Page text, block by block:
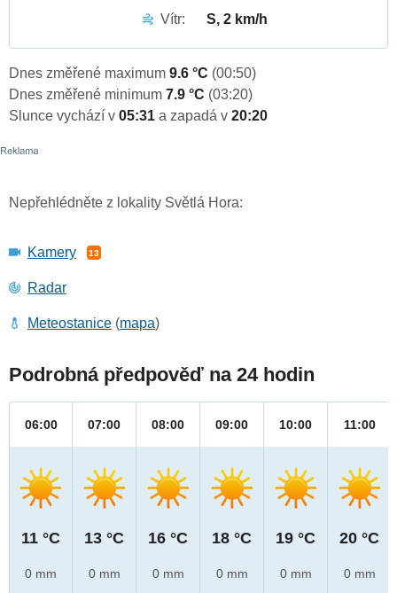
Vítr:
S, 2 km/h
Dnes změřené maximum 9.6 °C (00:50)
Dnes změřené minimum 7.9 °C (03:20)
Slunce vychází v 05:31 a zapadá v 20:20
Nepřehlédněte z lokality Světlá Hora:
Kamery 13
Radar
Meteostanice (mapa)
Podrobná předpověď na 24 hodin
06:00
11 °C
0 mm
07:00
13 °C
0 mm
08:00
16 °C
0 mm
09:00
18 °C
0 mm
10:00
19 °C
0 mm
11:00
20 °C
0 mm